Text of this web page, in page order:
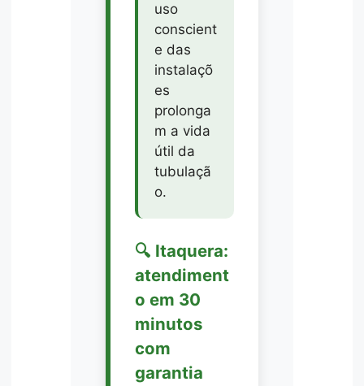
uso
conscient
e das
instalaçõ
es
prolonga
m a vida
útil da
tubulaçã
o.
🔍 Itaquera:
atendiment
o em 30
minutos
com
garantia